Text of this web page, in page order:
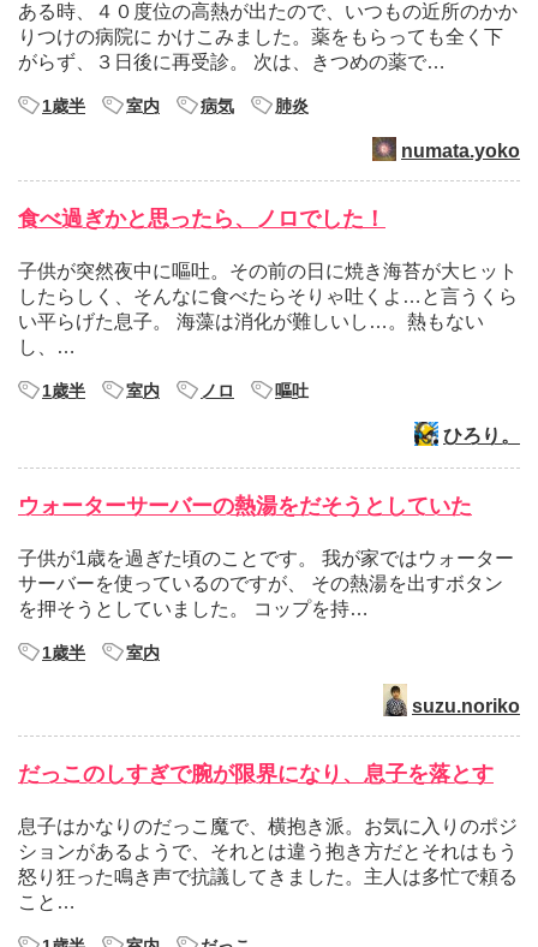
ある時、４０度位の高熱が出たので、いつもの近所のかか
りつけの病院に かけこみました。薬をもらっても全く下
がらず、３日後に再受診。 次は、きつめの薬で…
1歳半 室内 病気 肺炎
numata.yoko
食べ過ぎかと思ったら、ノロでした！
子供が突然夜中に嘔吐。その前の日に焼き海苔が大ヒット
したらしく、そんなに食べたらそりゃ吐くよ…と言うくら
い平らげた息子。 海藻は消化が難しいし…。熱もない
し、…
1歳半 室内 ノロ 嘔吐
ひろり。
ウォーターサーバーの熱湯をだそうとしていた
子供が1歳を過ぎた頃のことです。 我が家ではウォーター
サーバーを使っているのですが、 その熱湯を出すボタン
を押そうとしていました。 コップを持…
1歳半 室内
suzu.noriko
だっこのしすぎで腕が限界になり、息子を落とす
息子はかなりのだっこ魔で、横抱き派。お気に入りのポジ
ションがあるようで、それとは違う抱き方だとそれはもう
怒り狂った鳴き声で抗議してきました。主人は多忙で頼る
こと…